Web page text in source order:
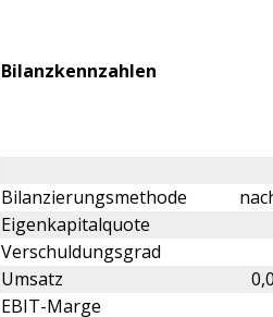
Bilanzkennzahlen
Bilanzierungsmethode
Eigenkapitalquote
Verschuldungsgrad
Umsatz
EBIT-Marge